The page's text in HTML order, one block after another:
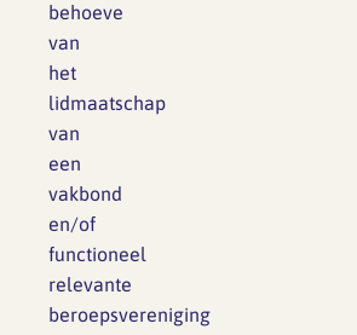
behoeve
van
het
lidmaatschap
van
een
vakbond
en/of
functioneel
relevante
beroepsvereniging